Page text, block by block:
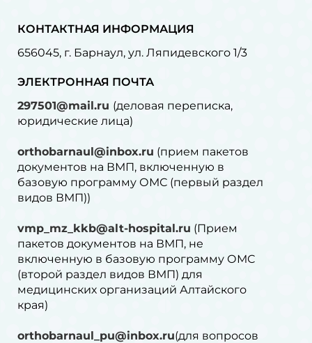
КОНТАКТНАЯ ИНФОРМАЦИЯ
656045, г. Барнаул, ул. Ляпидевского 1/3
ЭЛЕКТРОННАЯ ПОЧТА
297501@mail.ru (деловая переписка,
юридические лица)
orthobarnaul@inbox.ru (прием пакетов
документов на ВМП, включенную в
базовую программу ОМС (первый раздел
видов ВМП))
vmp_mz_kkb@alt-hospital.ru (Прием
пакетов документов на ВМП, не
включенную в базовую программу ОМС
(второй раздел видов ВМП) для
медицинских организаций Алтайского
края)
orthobarnaul_pu@inbox.ru(для вопросов